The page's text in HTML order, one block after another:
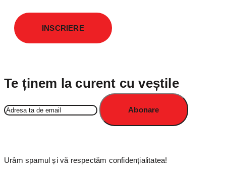
INSCRIERE
Te ținem la curent cu veștile
Urâm spamul și vă respectăm confidențialitatea!